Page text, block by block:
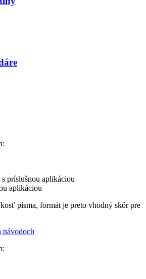
príslušnou aplikáciou
aplikáciou
písma, formát je preto vhodný skôr pre
návodoch